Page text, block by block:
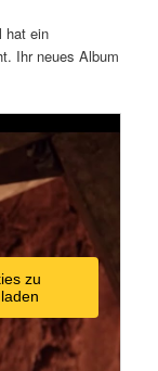
hat ein
Ihr neues Album
zu